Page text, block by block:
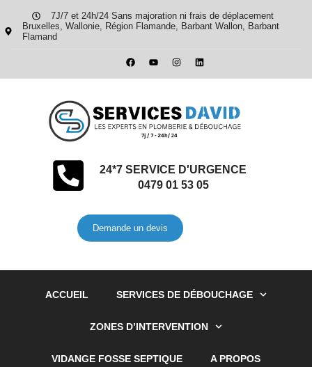
7J/7 et 24h/24 Sans majoration ni frais de déplacement
Bruxelles, Wallonie, Région Flamande, Barbant Wallon, Barbant
Flamand
24*7 SERVICE D'URGENCE
0479 01 53 05
Demande un devis
ACCUEIL SERVICES DE DÉBOUCHAGE
ZONES D’INTERVENTION
VIDANGE FOSSE SEPTIQUE A PROPOS